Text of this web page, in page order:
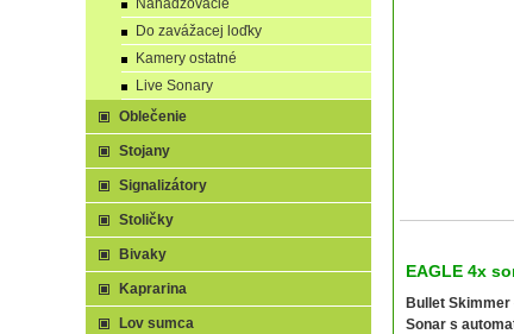
EAGLE 4x
Bullet Skimmer
Sonar s
Nahadzovacie
Do zavážacej loďky
Kamery ostatné
Live Sonary
Oblečenie
Stojany
Signalizátory
Stoličky
Bivaky
Kaprarina
Lov sumca